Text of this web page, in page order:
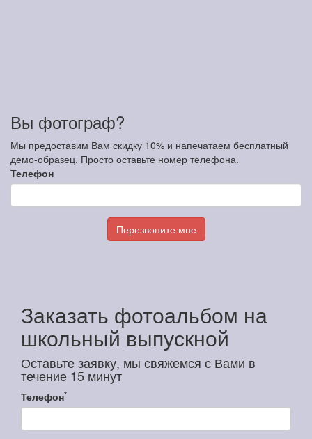
Вы фотограф?
Мы предоставим Вам скидку 10% и напечатаем бесплатный
демо-образец. Просто оставьте номер телефона.
Телефон
Перезвоните мне
Заказать фотоальбом на
школьный выпускной
Оставьте заявку, мы свяжемся с Вами в
течение 15 минут
Телефон*